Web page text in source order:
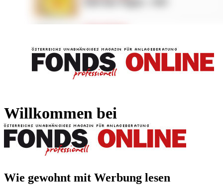
Willkommen bei
Wie gewohnt mit Werbung lesen